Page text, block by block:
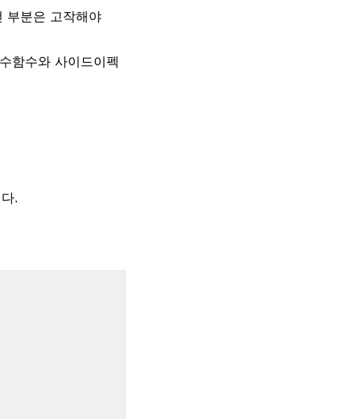
부분은 고작해야
함수와 사이드이펙
.